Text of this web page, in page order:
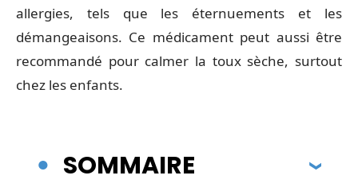
allergies, tels que les éternuements et les
démangeaisons. Ce médicament peut aussi être
recommandé pour calmer la toux sèche, surtout
chez les enfants.
SOMMAIRE